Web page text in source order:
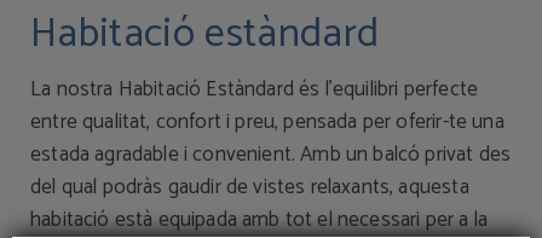
Habitació estàndard
La nostra Habitació Estàndard és l'equilibri perfecte
entre qualitat, confort i preu, pensada per oferir-te una
estada agradable i convenient. Amb un balcó privat des
del qual podràs gaudir de vistes relaxants, aquesta
habitació està equipada amb tot el necessari per a la